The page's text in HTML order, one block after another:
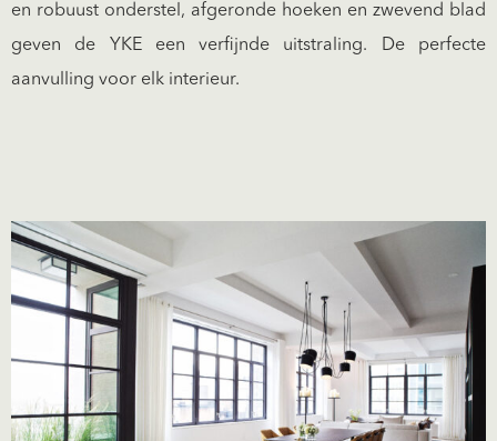
en robuust onderstel, afgeronde hoeken en zwevend blad
geven de YKE een verfijnde uitstraling. De perfecte
aanvulling voor elk interieur.